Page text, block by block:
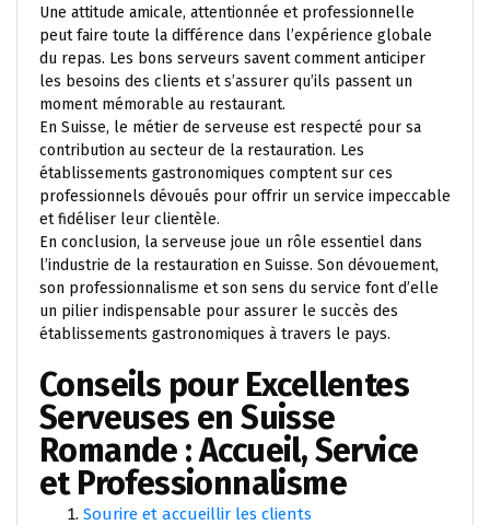
Une attitude amicale, attentionnée et professionnelle
peut faire toute la différence dans l’expérience globale
du repas. Les bons serveurs savent comment anticiper
les besoins des clients et s’assurer qu’ils passent un
moment mémorable au restaurant.
En Suisse, le métier de serveuse est respecté pour sa
contribution au secteur de la restauration. Les
établissements gastronomiques comptent sur ces
professionnels dévoués pour offrir un service impeccable
et fidéliser leur clientèle.
En conclusion, la serveuse joue un rôle essentiel dans
l’industrie de la restauration en Suisse. Son dévouement,
son professionnalisme et son sens du service font d’elle
un pilier indispensable pour assurer le succès des
établissements gastronomiques à travers le pays.
Conseils pour Excellentes
Serveuses en Suisse
Romande : Accueil, Service
et Professionnalisme
Sourire et accueillir les clients